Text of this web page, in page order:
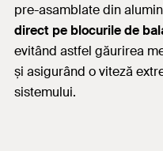
pre-asamblate din
direct pe blocurile de
evitând astfel găurirea
și asigurând o viteză
sistemului.